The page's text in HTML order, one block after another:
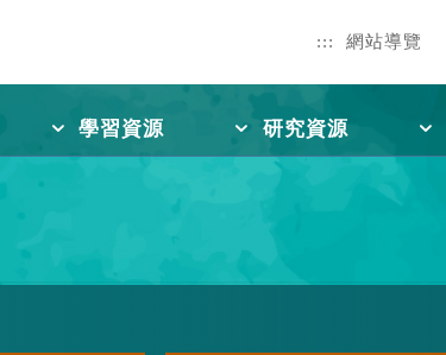
::: 網站導覽
學習資源 研究資源